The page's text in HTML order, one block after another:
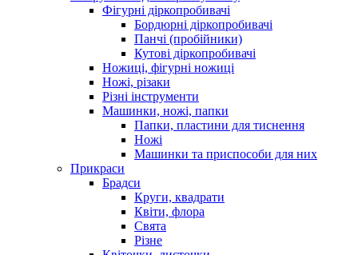
Фігурні діркопробивачі
Бордюрні діркопробивачі
Панчі (пробійники)
Кутові діркопробивачі
Ножиці, фігурні ножиці
Ножі, різаки
Різні інструменти
Машинки, ножі, папки
Папки, пластини для тиснення
Ножі
Машинки та приспособи для них
Прикраси
Брадси
Круги, квадрати
Квіти, флора
Свята
Різне